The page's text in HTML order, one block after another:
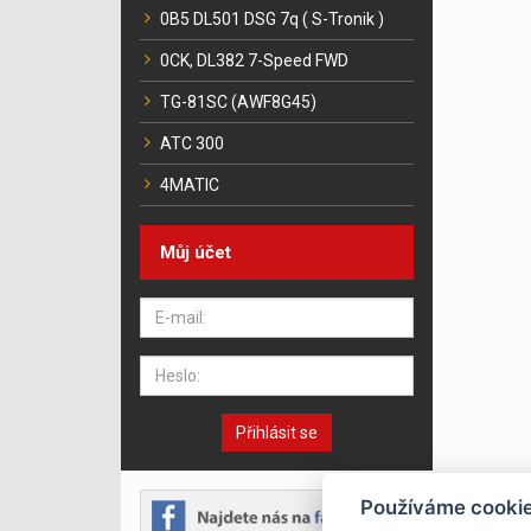
0B5 DL501 DSG 7q ( S-Tronik )
0CK, DL382 7-Speed FWD
TG-81SC (AWF8G45)
ATC 300
4MATIC
Můj účet
Přihlásit se
Používáme